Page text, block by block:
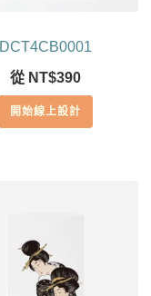
DCT4CB0001
從 NT$390
開始線上設計